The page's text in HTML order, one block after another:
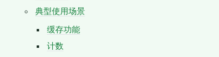
典型使用场景
缓存功能
计数